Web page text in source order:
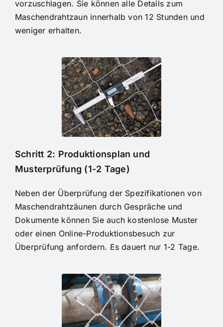
vorzuschlagen. Sie können alle Details zum
Maschendrahtzaun innerhalb von 12 Stunden und
weniger erhalten.
Schritt 2: Produktionsplan und
Musterprüfung (1-2 Tage)
Neben der Überprüfung der Spezifikationen von
Maschendrahtzäunen durch Gespräche und
Dokumente können Sie auch kostenlose Muster
oder einen Online-Produktionsbesuch zur
Überprüfung anfordern. Es dauert nur 1-2 Tage.